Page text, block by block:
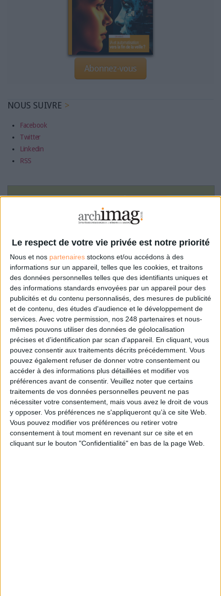
Le respect de votre vie privée est notre priorité
Nous et nos partenaires stockons et/ou accédons à des
informations sur un appareil, telles que les cookies, et traitons
des données personnelles telles que des identifiants uniques et
des informations standards envoyées par un appareil pour des
publicités et du contenu personnalisés, des mesures de publicité
et de contenu, des études d'audience et le développement de
services. Avec votre permission, nos 248 partenaires et nous-
mêmes pouvons utiliser des données de géolocalisation
précises et d’identification par scan d'appareil. En cliquant, vous
pouvez consentir aux traitements décrits précédemment. Vous
pouvez également refuser de donner votre consentement ou
accéder à des informations plus détaillées et modifier vos
préférences avant de consentir. Veuillez noter que certains
traitements de vos données personnelles peuvent ne pas
nécessiter votre consentement, mais vous avez le droit de vous
y opposer. Vos préférences ne s'appliqueront qu’à ce site Web.
Vous pouvez modifier vos préférences ou retirer votre
consentement à tout moment en revenant sur ce site et en
cliquant sur le bouton "Confidentialité" en bas de la page Web.
Abonnez-vous
NOUS SUIVRE
Facebook
Twitter
Linkedin
RSS
LA BOUTIQUE
Les derniers mags :
IA et automatisation : vers la fin de la veille?